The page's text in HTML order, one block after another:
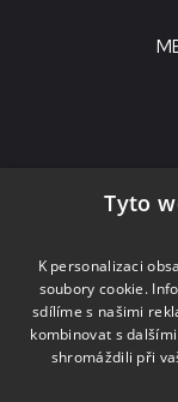
© 2026
MKS Beseda,
IČO: 00091758,
Tyto
K personalizaci
soubory cookie.
sdílíme s našimi
kombinovat s
shromáždili při